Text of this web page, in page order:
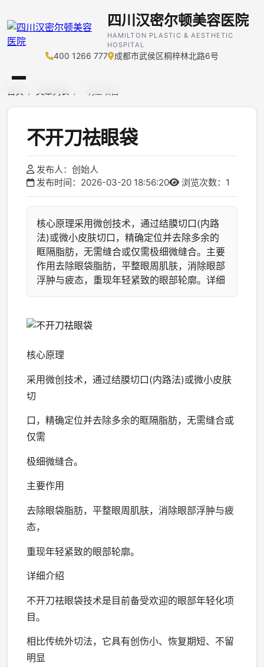
四川汉密尔顿美容医院
HAMILTON PLASTIC & AESTHETIC
HOSPITAL
400 1266 777 成都市武侯区桐梓林北路6号
不开刀祛眼袋
发布人：创始人
发布时间：2026-03-20 18:56:20
浏览次数：1
核心原理采用微创技术，通过结膜切口(内路
法)或微小皮肤切口，精确定位并去除多余的
眶隔脂肪，无需缝合或仅需极细微缝合。主要
作用去除眼袋脂肪，平整眼周肌肤，消除眼部
浮肿与疲态，重现年轻紧致的眼部轮廓。详细
核心原理
采用微创技术，通过结膜切口(内路法)或微小皮肤
切
口，精确定位并去除多余的眶隔脂肪，无需缝合或
仅需
极细微缝合。
主要作用
去除眼袋脂肪，平整眼周肌肤，消除眼部浮肿与疲
态，
重现年轻紧致的眼部轮廓。
详细介绍
不开刀祛眼袋技术是目前备受欢迎的眼部年轻化项
目。
相比传统外切法，它具有创伤小、恢复期短、不留
明显